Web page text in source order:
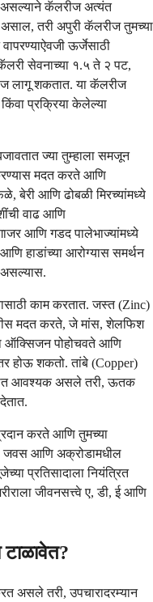
कॅलरीज अत्यंत
असाल, तरी अपुरी कॅलरीज तुमच्या
ऊर्जेसाठी
कॅलरी सेवनाच्या १.५ ते २ पट,
लागू शकतात. या कॅलरीज
प्रक्रिया केलेल्या
ज्या तुम्हाला समजून
मदत करते आणि
बेरी आणि ढोबळी मिरच्यांमध्ये
वाढ आणि
आणि गडद पालेभाज्यांमध्ये
हाडांच्या आरोग्यास समर्थन
असल्यास.
काम करतात. जस्त (Zinc)
मदत करते, जे मांस, शेलफिश
ऑक्सिजन पोहोचवते आणि
होऊ शकतो. तांबे (Copper)
आवश्यक असले तरी, ऊतक
करते आणि तुमच्या
जवस आणि अक्रोडामधील
प्रतिसादाला नियंत्रित
जीवनसत्त्वे ए, डी, ई आणि
टाळावेत?
असले तरी, उपचारादरम्यान